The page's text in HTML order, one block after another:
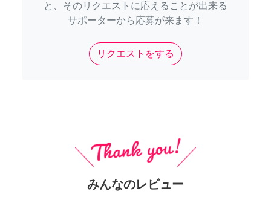
と、そのリクエストに応えることが出来る
サポーターから応募が来ます！
リクエストをする
みんなのレビュー